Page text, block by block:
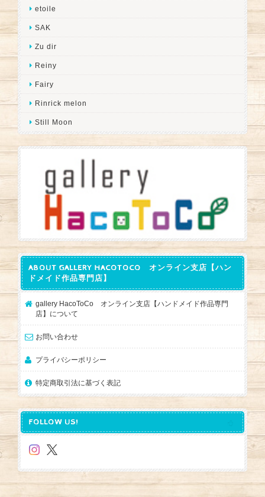
etoile
SAK
Zu dir
Reiny
Fairy
Rinrick melon
Still Moon
ABOUT GALLERY HACOTOCO オンライン支店【ハン
ドメイド作品専門店】
gallery HacoToCo オンライン支店【ハンドメイド作品専門
店】について
お問い合わせ
プライバシーポリシー
特定商取引法に基づく表記
FOLLOW US!